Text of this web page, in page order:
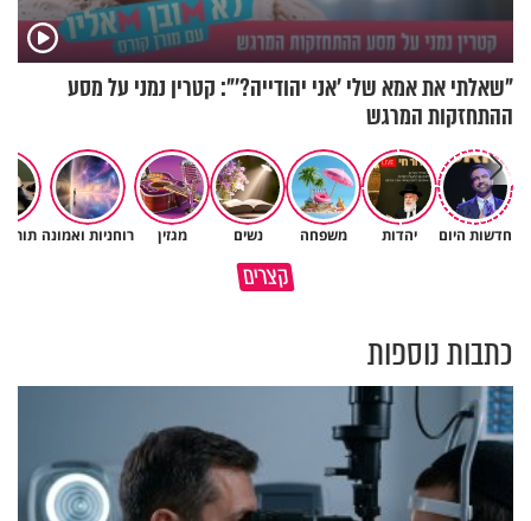
"שאלתי את אמא שלי 'אני יהודייה?'": קטרין נמני על מסע
ההתחזקות המרגש
חדשות היום יהדות משפחה נשים מגזין רוחניות ואמונה תורה
קצרים
מתחילים לעבוד לקראת ראש
הרגעים הקשים ביותר בחיים
כתבות נוספות